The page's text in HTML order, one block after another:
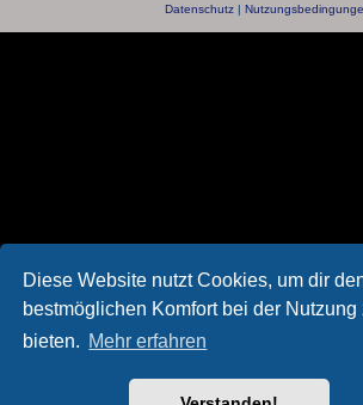
Diese Website nutzt Cookies, um dir
bestmöglichen Komfort bei der Nutzung
bieten. Mehr erfahren
Datenschutz|